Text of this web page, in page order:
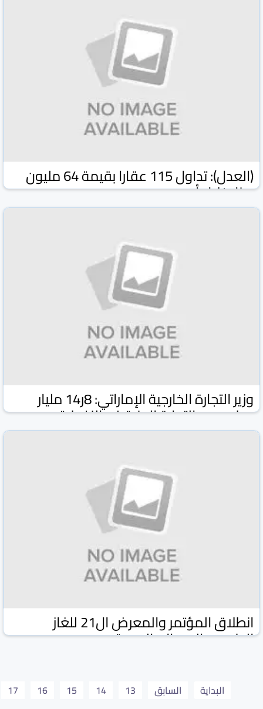
(العدل): تداول 115 عقارا بقيمة 64 مليون
دينار خلال أسبوع
وكالة كونا الكويتية وكالات ومواقع 03 شباط/فبراير 2026
وزير التجارة الخارجية الإماراتي: 8ر14 مليار
دولار حجم التجارة البينية غير النفطية مع
الكويت في 2025
انطلاق المؤتمر والمعرض ال21 للغاز
الطبيعي المسال بالدوحة
البداية السابق 13
14
15
16
17